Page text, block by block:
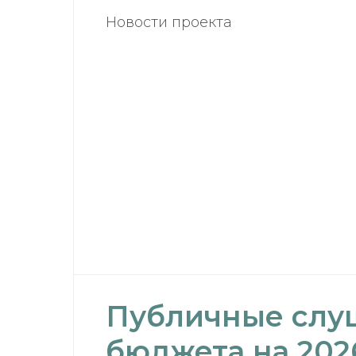
Новости проекта
Публичные